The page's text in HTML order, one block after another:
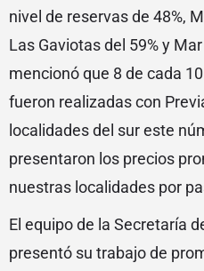
nivel de reservas de 48%,
Las Gaviotas del 59% y
mencionó que 8 de cada
fueron realizadas con
localidades del sur este
presentaron los precios
nuestras localidades por
El equipo de la Secretaría
presentó su trabajo de